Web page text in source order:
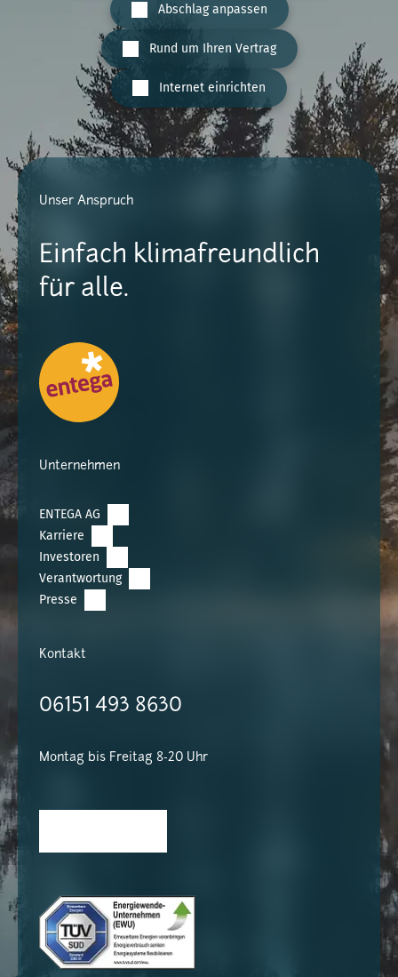
Abschlag anpassen
Rund um Ihren Vertrag
Internet einrichten
Unser Anspruch
Einfach klimafreundlich
für alle.
Unternehmen
ENTEGA AG
Karriere
Investoren
Verantwortung
Presse
Kontakt
06151 493 8630
Montag bis Freitag 8-20 Uhr